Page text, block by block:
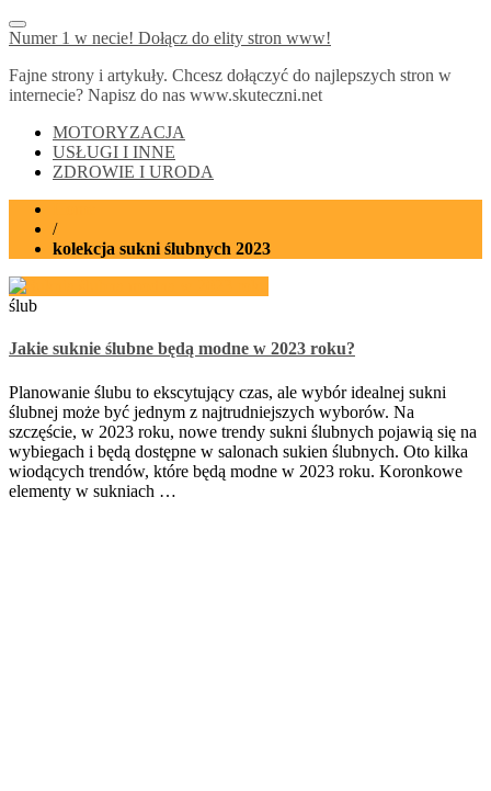
Numer 1 w necie! Dołącz do elity stron www!
Fajne strony i artykuły. Chcesz dołączyć do najlepszych stron w
internecie? Napisz do nas www.skuteczni.net
MOTORYZACJA
USŁUGI I INNE
ZDROWIE I URODA
/
kolekcja sukni ślubnych 2023
ślub
Jakie suknie ślubne będą modne w 2023 roku?
Planowanie ślubu to ekscytujący czas, ale wybór idealnej sukni
ślubnej może być jednym z najtrudniejszych wyborów. Na
szczęście, w 2023 roku, nowe trendy sukni ślubnych pojawią się na
wybiegach i będą dostępne w salonach sukien ślubnych. Oto kilka
wiodących trendów, które będą modne w 2023 roku. Koronkowe
elementy w sukniach …